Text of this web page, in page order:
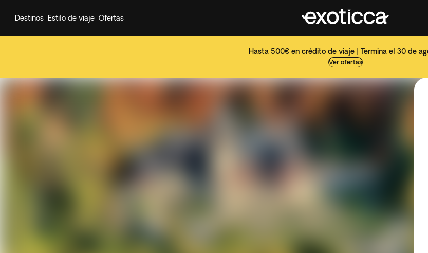
Hasta 500€ en crédito de viaje | Termina el 30 de
Ver ofertas
Destinos Estilo de viaje Ofertas